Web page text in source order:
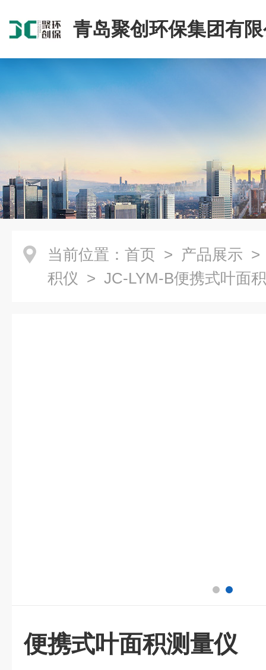
青岛聚创环保集团有
当前位置： 首页 > 产品展示
积仪 > JC-LYM-B便携式叶面
便携式叶面积测量仪